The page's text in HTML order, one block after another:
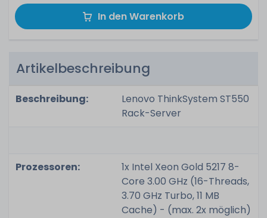
In den Warenkorb
Artikelbeschreibung
Beschreibung:
Lenovo ThinkSystem ST550
Rack-Server
Prozessoren:
1x Intel Xeon Gold 5217 8-
Core 3.00 GHz (16-Threads,
3.70 GHz Turbo, 11 MB
Cache) - (max. 2x möglich)